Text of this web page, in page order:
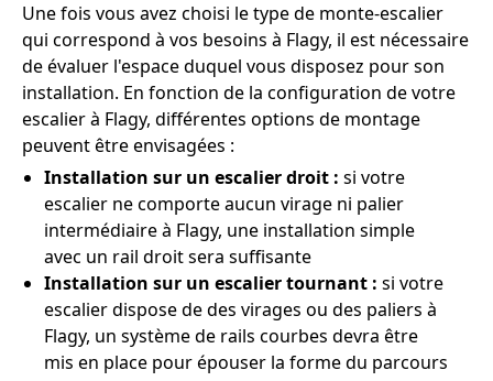
Une fois vous avez choisi le type de monte-escalier
qui correspond à vos besoins à Flagy, il est nécessaire
de évaluer l'espace duquel vous disposez pour son
installation. En fonction de la configuration de votre
escalier à Flagy, différentes options de montage
peuvent être envisagées :
Installation sur un escalier droit : si votre
escalier ne comporte aucun virage ni palier
intermédiaire à Flagy, une installation simple
avec un rail droit sera suffisante
Installation sur un escalier tournant : si votre
escalier dispose de des virages ou des paliers à
Flagy, un système de rails courbes devra être
mis en place pour épouser la forme du parcours